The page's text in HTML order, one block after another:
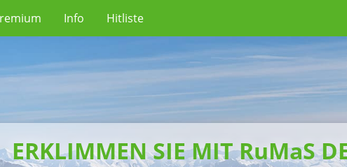
Info Hitliste
ERKLIMMEN SIE MIT RuMaS